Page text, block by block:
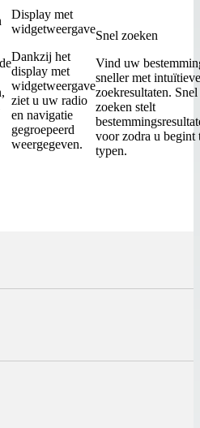
Display met
widgetweergave
Dankzij het
display met
widgetweergave
ziet u uw radio
en navigatie
gegroepeerd
weergegeven.
Snel zoeken
Vind uw
sneller met intuïtieve
zoekresultaten. Snel
zoeken stelt
voor zodra u begint
typen.